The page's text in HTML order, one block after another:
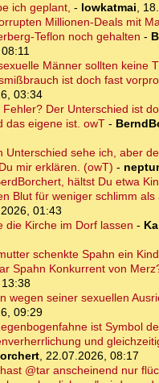
ich geplant, - lowkatmai,
Millionen-Deals mit
Teflon noch gehalten -
Männer sollten keine
ist doch fast
03:34
Fehler? Der Unterschied ist
das eigene ist. owT -
Unterschied sehe ich, aber
mir erklären. (owT) -
hältst Du etwa
Blut für weniger schlimm
01:43
die Kirche im Dorf lassen -
schenkte Spahn ein
Spahn Konkurrent von
wegen seiner sexuellen
09:29
ist Symbol
und
, 22.07.2026, 08:17
@tar anscheinend nur